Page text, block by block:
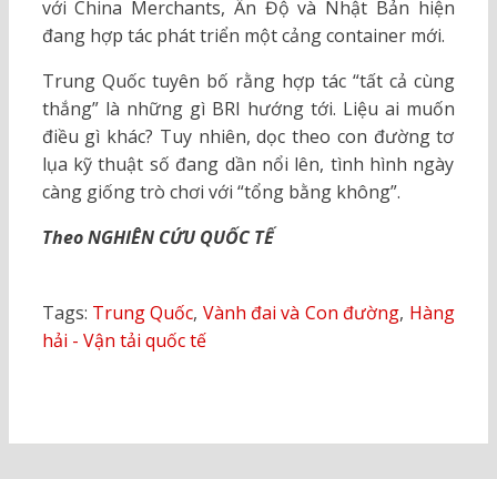
với China Merchants, Ấn Độ và Nhật Bản hiện
đang hợp tác phát triển một cảng container mới.
Trung Quốc tuyên bố rằng hợp tác “tất cả cùng
thắng” là những gì BRI hướng tới. Liệu ai muốn
điều gì khác? Tuy nhiên, dọc theo con đường tơ
lụa kỹ thuật số đang dần nổi lên, tình hình ngày
càng giống trò chơi với “tổng bằng không”.
Theo NGHIÊN CỨU QUỐC TẾ
Tags: Trung Quốc, Vành đai và Con đường, Hàng
hải - Vận tải quốc tế